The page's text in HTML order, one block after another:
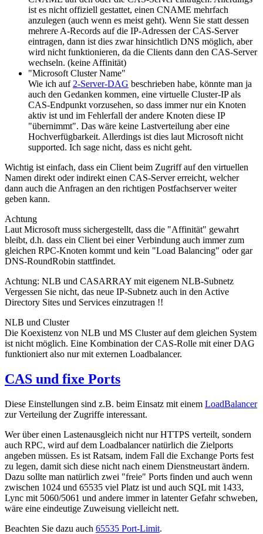
ist es nicht offiziell gestattet, einen CNAME mehrfach
anzulegen (auch wenn es meist geht). Wenn Sie statt dessen
mehrere A-Records auf die IP-Adressen der CAS-Server
eintragen, dann ist dies zwar hinsichtlich DNS möglich, aber
wird nicht funktionieren, da die Clients dann den CAS-Server
wechseln. (keine Affinität)
"Microsoft Cluster Name"
Wie ich auf 2-Server-DAG beschrieben habe, könnte man ja
auch den Gedanken kommen, eine virtuelle Cluster-IP als
CAS-Endpunkt vorzusehen, so dass immer nur ein Knoten
aktiv ist und im Fehlerfall der andere Knoten diese IP
"übernimmt". Das wäre keine Lastverteilung aber eine
Hochverfügbarkeit. Allerdings ist dies laut Microsoft nicht
supported. Ich sage nicht, dass es nicht geht.
Wichtig ist einfach, dass ein Client beim Zugriff auf den virtuellen
Namen direkt oder indirekt einen CAS-Server erreicht, welcher
dann auch die Anfragen an den richtigen Postfachserver weiter
geben kann.
Achtung
Laut Microsoft muss sichergestellt, dass die "Affinität" gewahrt
bleibt, d.h. dass ein Client bei einer Verbindung auch immer zum
gleichen RPC-Knoten kommt und kein "Load Balancing" oder gar
DNS-RoundRobin stattfindet.
Achtung: NLB und CASARRAY mit eigenem NLB-Subnetz
Vergessen Sie nicht, das neue IP-Subnetz auch in den Active
Directory Sites und Services einzutragen !!
NLB und Cluster
Die Koexistenz von NLB und MS Cluster auf dem gleichen System
ist nicht möglich. Eine Kombination der CAS-Rolle mit einer DAG
funktioniert also nur mit externen Loadbalancer.
CAS und fixe Ports
Diese Einstellungen sind z.B. beim Einsatz mit einem LoadBalancer
zur Verteilung der Zugriffe interessant.
Wer über einen Lastenausgleich nicht nur HTTPS verteilt, sondern
auch RPC, wird auf dem Loadbalancer natürlich die Zielports
angeben müssen. Es ist Ratsam, indem Fall die Exchange Ports fest
zu legen, damit sich diese nicht nach einem Dienstneustart ändern.
Dazu sollte man natürlich zwei "freie" Ports finden und auch wenn
zwischen 1024 und 65535 viel Platz ist und auch SQL mit 1433,
Lync mit 5060/5061 und andere immer in latenter Gefahr schweben,
wäre eine eindeutige Zuweisung vielleicht nett.
Beachten Sie dazu auch 65535 Port-Limit.